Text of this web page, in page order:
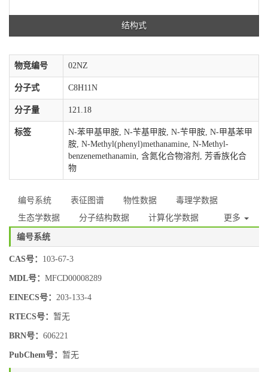
结构式
物竞编号 02NZ
分子式 C8H11N
分子量 121.18
标签
N-苯甲基甲胺, N-苄基甲胺, N-苄甲胺, N-甲基苯甲
胺, N-Methyl(phenyl)methanamine, N-Methyl-
benzenemethanamin, 含氮化合物溶剂, 芳香族化合
物
编号系统 表征图谱 物性数据
毒理学数据
生态学数据
分子结构数据 计算化学数据 更多
编号系统
CAS号： 103-67-3
MDL号： MFCD00008289
EINECS号： 203-133-4
RTECS号： 暂无
BRN号： 606221
PubChem号： 暂无